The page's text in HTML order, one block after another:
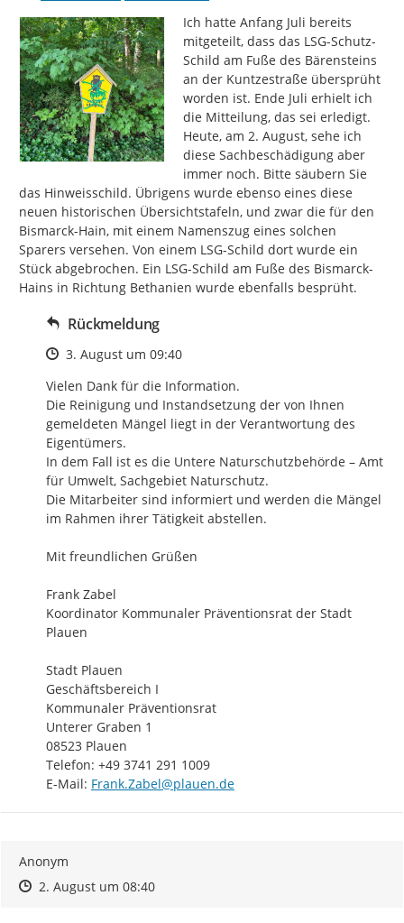
Ich hatte Anfang Juli bereits
mitgeteilt, dass das LSG-Schutz-
Schild am Fuße des Bärensteins
an der Kuntzestraße übersprüht
worden ist. Ende Juli erhielt ich
die Mitteilung, das sei erledigt.
Heute, am 2. August, sehe ich
diese Sachbeschädigung aber
immer noch. Bitte säubern Sie
das Hinweisschild. Übrigens wurde ebenso eines diese
neuen historischen Übersichtstafeln, und zwar die für den
Bismarck-Hain, mit einem Namenszug eines solchen
Sparers versehen. Von einem LSG-Schild dort wurde ein
Stück abgebrochen. Ein LSG-Schild am Fuße des Bismarck-
Hains in Richtung Bethanien wurde ebenfalls besprüht.
Rückmeldung
Zeitpunkt des Erstellens
3. August um 09:40
Vielen Dank für die Information.
Die Reinigung und Instandsetzung der von Ihnen
gemeldeten Mängel liegt in der Verantwortung des
Eigentümers.
In dem Fall ist es die Untere Naturschutzbehörde – Amt
für Umwelt, Sachgebiet Naturschutz.
Die Mitarbeiter sind informiert und werden die Mängel
im Rahmen ihrer Tätigkeit abstellen.
Mit freundlichen Grüßen
Frank Zabel
Koordinator Kommunaler Präventionsrat der Stadt
Plauen
Stadt Plauen
Geschäftsbereich I
Kommunaler Präventionsrat
Unterer Graben 1
08523 Plauen
Telefon: +49 3741 291 1009
E-Mail: Frank.Zabel@plauen.de
Anonym
Zeitpunkt des Erstellens
Zeitpunkt des Erstellens
2. August um 08:40Zur Äußerung